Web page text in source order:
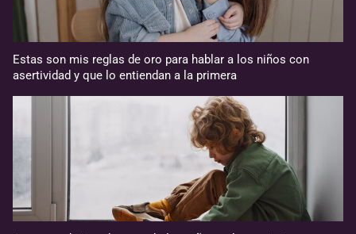
Estas son mis reglas de oro para hablar a los niños con
asertividad y que lo entiendan a la primera